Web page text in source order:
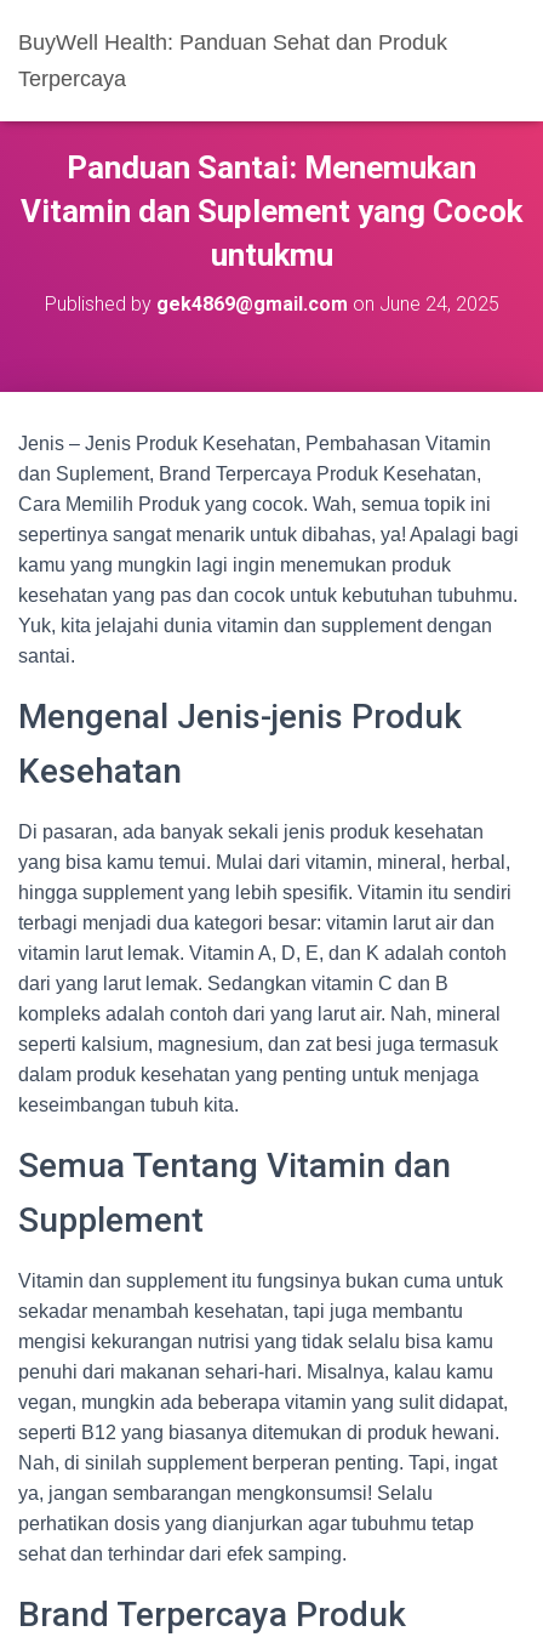
BuyWell Health: Panduan Sehat dan Produk
Terpercaya
Panduan Santai: Menemukan
Vitamin dan Suplement yang Cocok
untukmu
Published by gek4869@gmail.com on June 24, 2025
Jenis – Jenis Produk Kesehatan, Pembahasan Vitamin
dan Suplement, Brand Terpercaya Produk Kesehatan,
Cara Memilih Produk yang cocok. Wah, semua topik ini
sepertinya sangat menarik untuk dibahas, ya! Apalagi bagi
kamu yang mungkin lagi ingin menemukan produk
kesehatan yang pas dan cocok untuk kebutuhan tubuhmu.
Yuk, kita jelajahi dunia vitamin dan supplement dengan
santai.
Mengenal Jenis-jenis Produk
Kesehatan
Di pasaran, ada banyak sekali jenis produk kesehatan
yang bisa kamu temui. Mulai dari vitamin, mineral, herbal,
hingga supplement yang lebih spesifik. Vitamin itu sendiri
terbagi menjadi dua kategori besar: vitamin larut air dan
vitamin larut lemak. Vitamin A, D, E, dan K adalah contoh
dari yang larut lemak. Sedangkan vitamin C dan B
kompleks adalah contoh dari yang larut air. Nah, mineral
seperti kalsium, magnesium, dan zat besi juga termasuk
dalam produk kesehatan yang penting untuk menjaga
keseimbangan tubuh kita.
Semua Tentang Vitamin dan
Supplement
Vitamin dan supplement itu fungsinya bukan cuma untuk
sekadar menambah kesehatan, tapi juga membantu
mengisi kekurangan nutrisi yang tidak selalu bisa kamu
penuhi dari makanan sehari-hari. Misalnya, kalau kamu
vegan, mungkin ada beberapa vitamin yang sulit didapat,
seperti B12 yang biasanya ditemukan di produk hewani.
Nah, di sinilah supplement berperan penting. Tapi, ingat
ya, jangan sembarangan mengkonsumsi! Selalu
perhatikan dosis yang dianjurkan agar tubuhmu tetap
sehat dan terhindar dari efek samping.
Brand Terpercaya Produk